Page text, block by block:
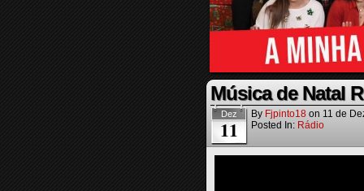
Música de Natal
Dez
11
By Fjpinto18 on 11 de
Posted In: Rádio